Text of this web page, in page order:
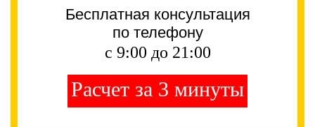
Бесплатная консультация
по телефону
с 9:00 до 21:00
Расчет за 3 минуты